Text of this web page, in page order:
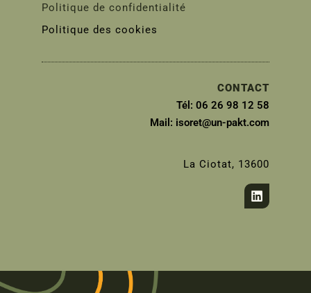
Politique de confidentialité
Politique des cookies
CONTACT
Tél: 06 26 98 12 58
Mail: isoret@un-pakt.com
La Ciotat, 13600